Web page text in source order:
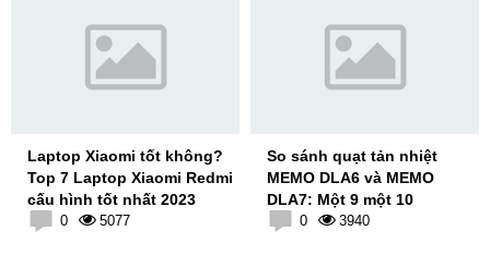
Laptop Xiaomi tốt không?
Top 7 Laptop Xiaomi Redmi
cấu hình tốt nhất 2023
0 5077
So sánh quạt tản nhiệt
MEMO DLA6 và MEMO
DLA7: Một 9 một 10
0 3940